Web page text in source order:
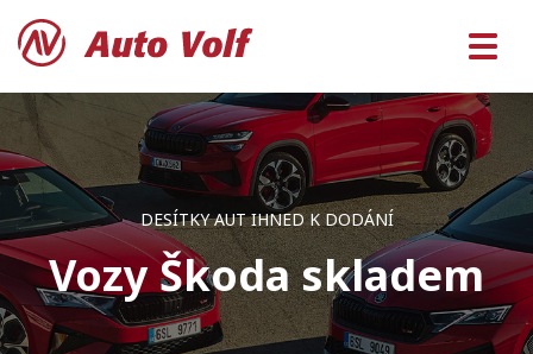
DESÍTKY AUT IHNED K DODÁNÍ
Vozy Škoda skladem